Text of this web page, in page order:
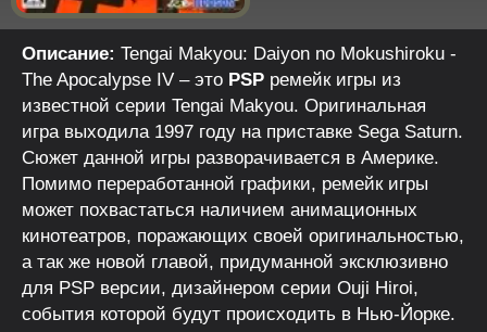
Описание: Tengai Makyou: Daiyon no Mokushiroku -
The Apocalypse IV – это PSP ремейк игры из
известной серии Tengai Makyou. Оригинальная
игра выходила 1997 году на приставке Sega Saturn.
Сюжет данной игры разворачивается в Америке.
Помимо переработанной графики, ремейк игры
может похвастаться наличием анимационных
кинотеатров, поражающих своей оригинальностью,
а так же новой главой, придуманной эксклюзивно
для PSP версии, дизайнером серии Ouji Hiroi,
события которой будут происходить в Нью-Йорке.